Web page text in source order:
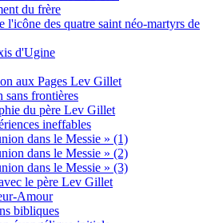
du frère
l'icône des quatre saint néo-martyrs de
d'Ugine
aux Pages Lev Gillet
sans frontières
du père Lev Gillet
ineffables
dans le Messie » (1)
dans le Messie » (2)
dans le Messie » (3)
le père Lev Gillet
Amour
bibliques